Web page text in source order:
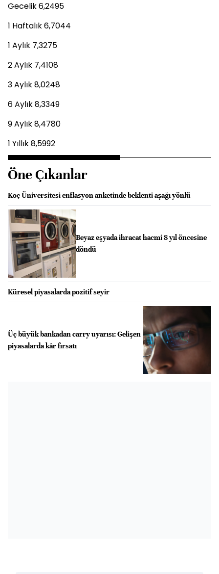
Gecelik 6,2495
1 Haftalık 6,7044
1 Aylık 7,3275
2 Aylık 7,4108
3 Aylık 8,0248
6 Aylık 8,3349
9 Aylık 8,4780
1 Yıllık 8,5992
Öne Çıkanlar
Koç Üniversitesi enflasyon anketinde beklenti aşağı yönlü
Beyaz eşyada ihracat hacmi 8 yıl öncesine
döndü
Küresel piyasalarda pozitif seyir
Üç büyük bankadan carry uyarısı: Gelişen
piyasalarda kâr fırsatı